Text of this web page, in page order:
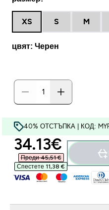
XS S M
цвят: Черен
40% ОТСТЪПКА | КОД:
discounted
34.13€‎
Преди 45,51 €‎
Спестете 11,38 €‎